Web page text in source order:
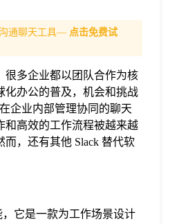
通聊天工具— 点击免费试
很多企业都以团队合作为核
化办公的普及，机会和挑战
企业内部管理协同的聊天
和高效的工作流程被越来越
，还有其他 Slack 替代软
它是一款为工作场景设计